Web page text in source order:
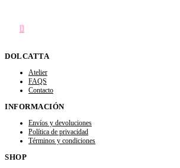
DOLCATTA
Atelier
FAQS
Contacto
INFORMACIÓN
Envíos y devoluciones
Política de privacidad
Términos y condiciones
SHOP